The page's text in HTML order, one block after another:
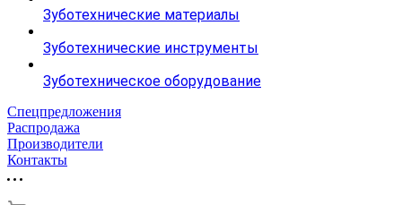
Зуботехнические материалы
Зуботехнические инструменты
Зуботехническое оборудование
Спецпредложения
Распродажа
Производители
Контакты